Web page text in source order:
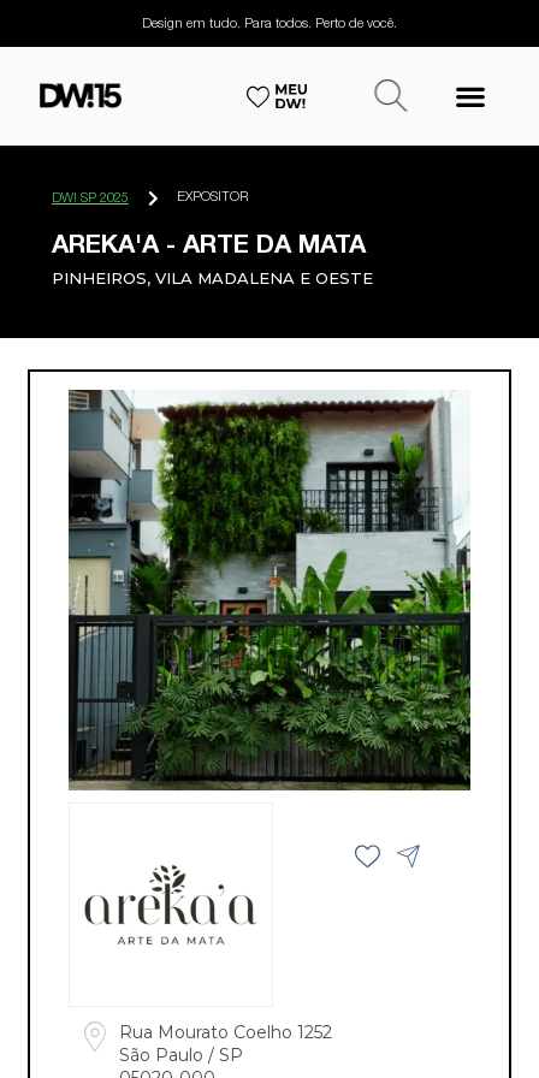
Design em tudo. Para todos. Perto de você.
DW! SP 2025 EXPOSITOR
AREKA'A - ARTE DA MATA
PINHEIROS, VILA MADALENA E OESTE
Rua Mourato Coelho 1252
São Paulo / SP